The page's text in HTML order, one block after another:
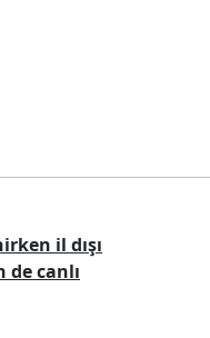
il dışı
de canlı